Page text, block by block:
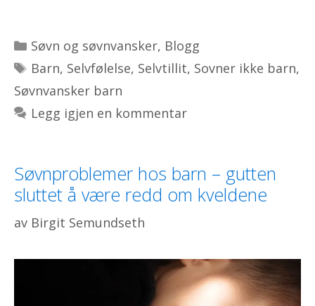
Kategorier
Søvn og søvnvansker, Blogg
Stikkord
Barn, Selvfølelse, Selvtillit, Sovner ikke barn,
Søvnvansker barn
Legg igjen en kommentar
Søvnproblemer hos barn – gutten
sluttet å være redd om kveldene
av Birgit Semundseth